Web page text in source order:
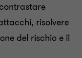
risolvere
del rischio e il